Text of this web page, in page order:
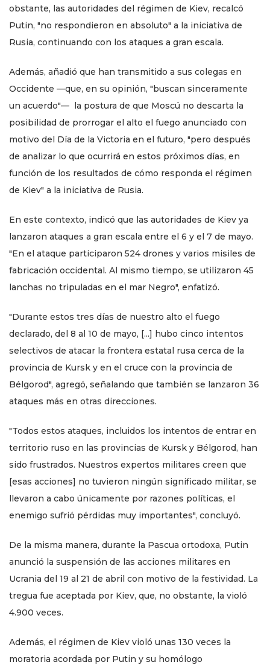
obstante, las autoridades del régimen de Kiev, recalcó
Putin, "no respondieron en absoluto" a la iniciativa de
Rusia, continuando con los ataques a gran escala.
Además, añadió que han transmitido a sus colegas en
Occidente —que, en su opinión, "buscan sinceramente
un acuerdo"— la postura de que Moscú no descarta la
posibilidad de prorrogar el alto el fuego anunciado con
motivo del Día de la Victoria en el futuro, "pero después
de analizar lo que ocurrirá en estos próximos días, en
función de los resultados de cómo responda el régimen
de Kiev" a la iniciativa de Rusia.
En este contexto, indicó que las autoridades de Kiev ya
lanzaron ataques a gran escala entre el 6 y el 7 de mayo.
"En el ataque participaron 524 drones y varios misiles de
fabricación occidental. Al mismo tiempo, se utilizaron 45
lanchas no tripuladas en el mar Negro", enfatizó.
"Durante estos tres días de nuestro alto el fuego
declarado, del 8 al 10 de mayo, [...] hubo cinco intentos
selectivos de atacar la frontera estatal rusa cerca de la
provincia de Kursk y en el cruce con la provincia de
Bélgorod", agregó, señalando que también se lanzaron 36
ataques más en otras direcciones.
"Todos estos ataques, incluidos los intentos de entrar en
territorio ruso en las provincias de Kursk y Bélgorod, han
sido frustrados. Nuestros expertos militares creen que
[esas acciones] no tuvieron ningún significado militar, se
llevaron a cabo únicamente por razones políticas, el
enemigo sufrió pérdidas muy importantes", concluyó.
De la misma manera, durante la Pascua ortodoxa, Putin
anunció la suspensión de las acciones militares en
Ucrania del 19 al 21 de abril con motivo de la festividad. La
tregua fue aceptada por Kiev, que, no obstante, la violó
4.900 veces.
Además, el régimen de Kiev violó unas 130 veces la
moratoria acordada por Putin y su homólogo